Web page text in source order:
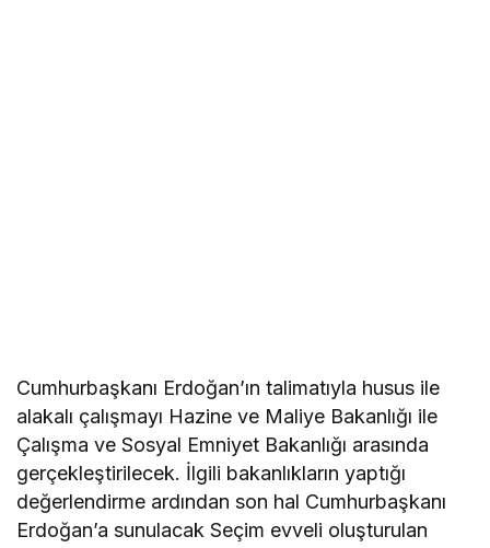
Cumhurbaşkanı Erdoğan’ın talimatıyla husus ile
alakalı çalışmayı Hazine ve Maliye Bakanlığı ile
Çalışma ve Sosyal Emniyet Bakanlığı arasında
gerçekleştirilecek. İlgili bakanlıkların yaptığı
değerlendirme ardından son hal Cumhurbaşkanı
Erdoğan’a sunulacak Seçim evveli oluşturulan